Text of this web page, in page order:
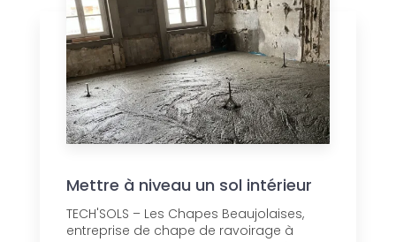
Mettre à niveau un sol intérieur
TECH'SOLS – Les Chapes Beaujolaises,
entreprise de chape de ravoirage à